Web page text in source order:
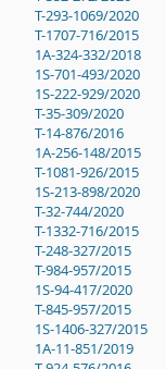
T-293-1069/2020
T-1707-716/2015
1A-324-332/2018
1S-701-493/2020
1S-222-929/2020
T-35-309/2020
T-14-876/2016
1A-256-148/2015
T-1081-926/2015
1S-213-898/2020
T-32-744/2020
T-1332-716/2015
T-248-327/2015
T-984-957/2015
1S-94-417/2020
T-845-957/2015
1S-1406-327/2015
1A-11-851/2019